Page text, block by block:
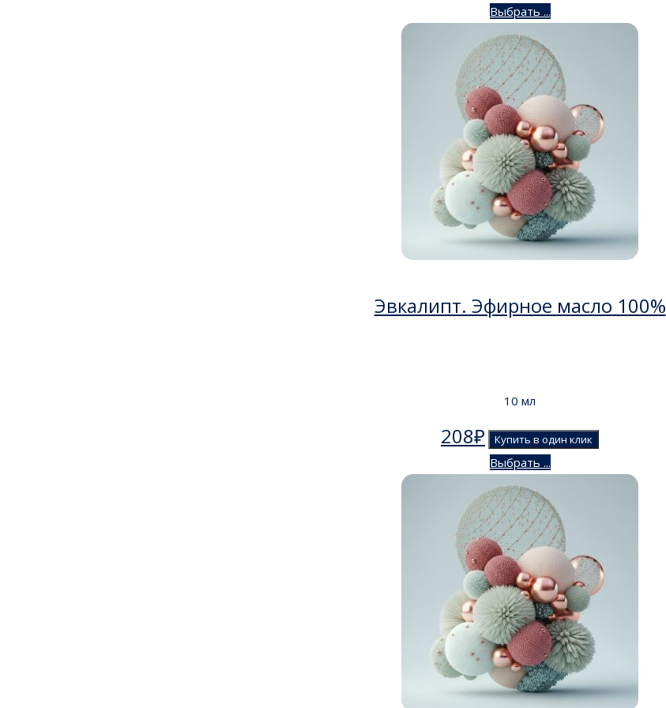
Выбрать ...
Эвкалипт. Эфирное масло 100%
10 мл
208₽ Купить в один клик
Выбрать ...